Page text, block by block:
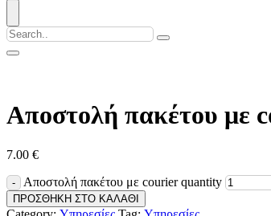
Αποστολή πακέτου με
7.00 €
Αποστολή πακέτου με courier quantity
ΠΡΟΣΘΗΚΗ ΣΤΟ ΚΑΛΑΘΙ